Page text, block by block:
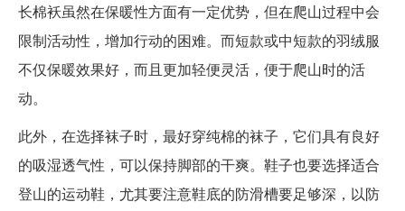
长棉袄虽然在保暖性方面有一定优势，但在爬山过程中会
限制活动性，增加行动的困难。而短款或中短款的羽绒服
不仅保暖效果好，而且更加轻便灵活，便于爬山时的活
动。
此外，在选择袜子时，最好穿纯棉的袜子，它们具有良好
的吸湿透气性，可以保持脚部的干爽。鞋子也要选择适合
登山的运动鞋，尤其要注意鞋底的防滑槽要足够深，以防